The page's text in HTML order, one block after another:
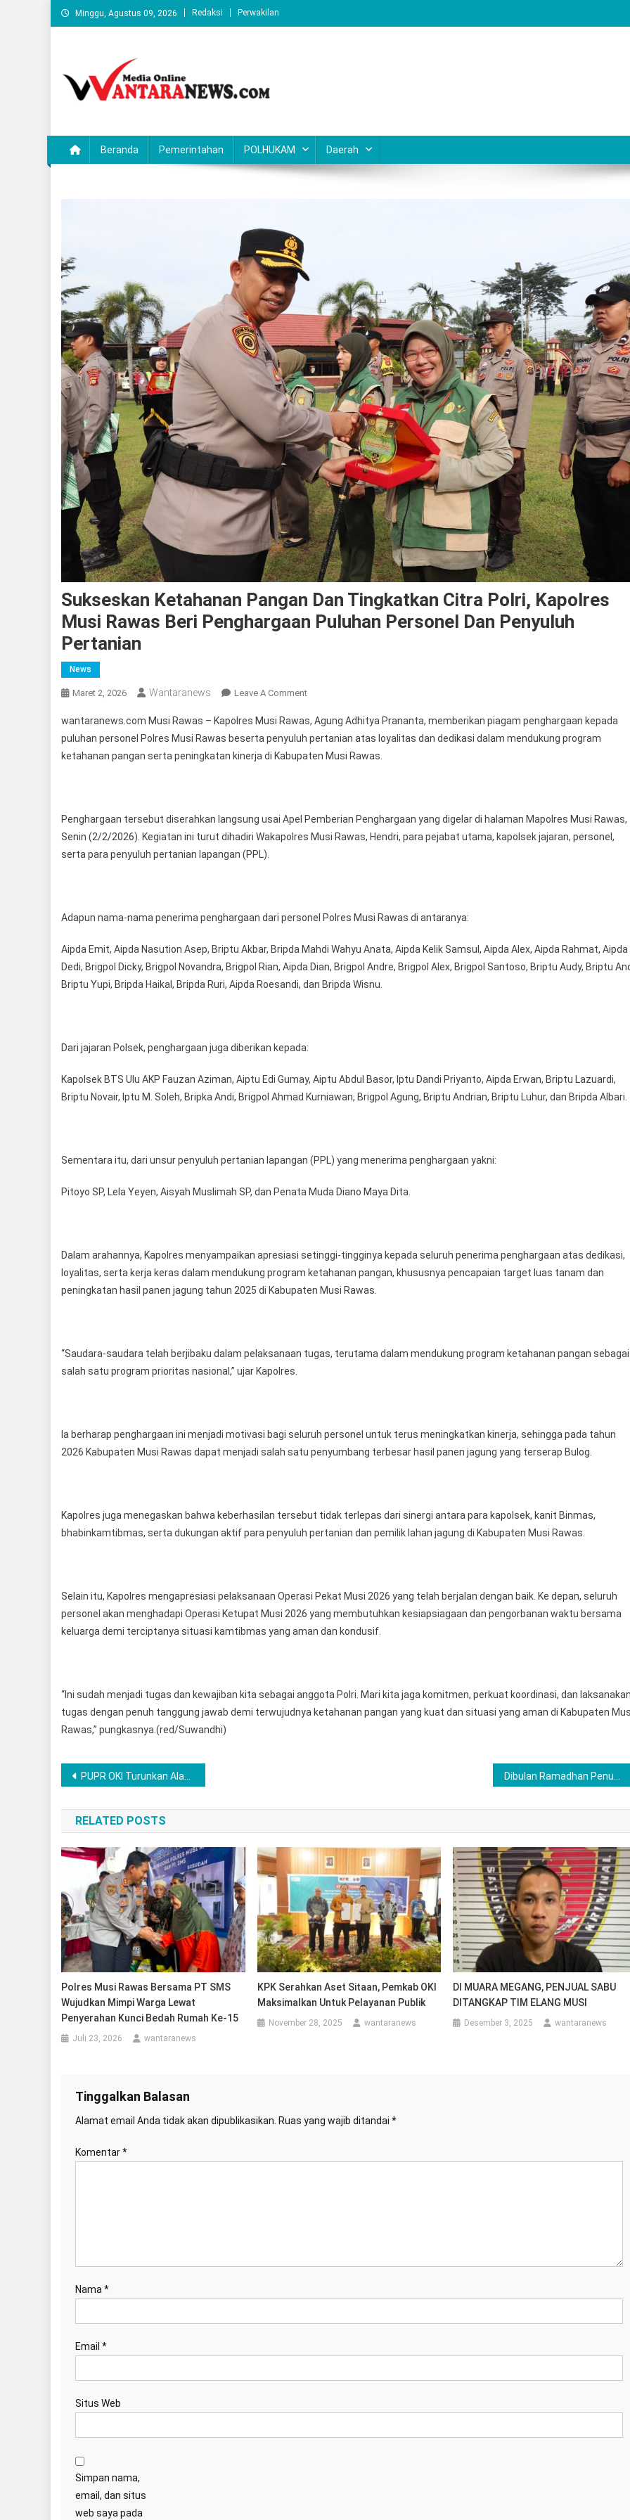
Skip
to
Minggu, Agustus 09, 2026 Redaksi Perwakilan
Beranda Pemerintahan POLHUKAM Daerah
Sukseskan Ketahanan Pangan Dan Tingkatkan Citra Polri, Kapolres
Musi Rawas Beri Penghargaan Puluhan Personel Dan Penyuluh
Pertanian
News
Maret 2, 2026 Wantaranews Leave A CommentOn
Ketahanan
Pangan
Dan
Kapolres
Musi
Personel
Penyuluh
Pertanian
wantaranews.com Musi Rawas – Kapolres Musi Rawas, Agung Adhitya Prananta, memberikan piagam penghargaan kepada
puluhan personel Polres Musi Rawas beserta penyuluh pertanian atas loyalitas dan dedikasi dalam mendukung program
ketahanan pangan serta peningkatan kinerja di Kabupaten Musi Rawas.
Penghargaan tersebut diserahkan langsung usai Apel Pemberian Penghargaan yang digelar di halaman Mapolres Musi Rawas,
Senin (2/2/2026). Kegiatan ini turut dihadiri Wakapolres Musi Rawas, Hendri, para pejabat utama, kapolsek jajaran, personel,
serta para penyuluh pertanian lapangan (PPL).
Adapun nama-nama penerima penghargaan dari personel Polres Musi Rawas di antaranya:
Aipda Emit, Aipda Nasution Asep, Briptu Akbar, Bripda Mahdi Wahyu Anata, Aipda Kelik Samsul, Aipda Alex, Aipda Rahmat, Aipda
Dedi, Brigpol Dicky, Brigpol Novandra, Brigpol Rian, Aipda Dian, Brigpol Andre, Brigpol Alex, Brigpol Santoso, Briptu Audy, Briptu
Briptu Yupi, Bripda Haikal, Bripda Ruri, Aipda Roesandi, dan Bripda Wisnu.
Dari jajaran Polsek, penghargaan juga diberikan kepada:
Kapolsek BTS Ulu AKP Fauzan Aziman, Aiptu Edi Gumay, Aiptu Abdul Basor, Iptu Dandi Priyanto, Aipda Erwan, Briptu Lazuardi,
Briptu Novair, Iptu M. Soleh, Bripka Andi, Brigpol Ahmad Kurniawan, Brigpol Agung, Briptu Andrian, Briptu Luhur, dan Bripda Albari.
Sementara itu, dari unsur penyuluh pertanian lapangan (PPL) yang menerima penghargaan yakni:
Pitoyo SP, Lela Yeyen, Aisyah Muslimah SP, dan Penata Muda Diano Maya Dita.
Dalam arahannya, Kapolres menyampaikan apresiasi setinggi-tingginya kepada seluruh penerima penghargaan atas dedikasi,
loyalitas, serta kerja keras dalam mendukung program ketahanan pangan, khususnya pencapaian target luas tanam dan
peningkatan hasil panen jagung tahun 2025 di Kabupaten Musi Rawas.
“Saudara-saudara telah berjibaku dalam pelaksanaan tugas, terutama dalam mendukung program ketahanan pangan sebagai
salah satu program prioritas nasional,” ujar Kapolres.
Ia berharap penghargaan ini menjadi motivasi bagi seluruh personel untuk terus meningkatkan kinerja, sehingga pada tahun
2026 Kabupaten Musi Rawas dapat menjadi salah satu penyumbang terbesar hasil panen jagung yang terserap Bulog.
Kapolres juga menegaskan bahwa keberhasilan tersebut tidak terlepas dari sinergi antara para kapolsek, kanit Binmas,
bhabinkamtibmas, serta dukungan aktif para penyuluh pertanian dan pemilik lahan jagung di Kabupaten Musi Rawas.
Selain itu, Kapolres mengapresiasi pelaksanaan Operasi Pekat Musi 2026 yang telah berjalan dengan baik. Ke depan, seluruh
personel akan menghadapi Operasi Ketupat Musi 2026 yang membutuhkan kesiapsiagaan dan pengorbanan waktu bersama
keluarga demi terciptanya situasi kamtibmas yang aman dan kondusif.
“Ini sudah menjadi tugas dan kewajiban kita sebagai anggota Polri. Mari kita jaga komitmen, perkuat koordinasi, dan
tugas dengan penuh tanggung jawab demi terwujudnya ketahanan pangan yang kuat dan situasi yang aman di Kabupaten
Rawas,” pungkasnya.(red/Suwandhi)
Navigasi
pos
PUPR OKI Turunkan Alat Berat, Bersihkan Gulma di Jembatan Belanti Dibulan Ramadhan Penuh Barokah, Kapolres Musi Rawas Serahkan Kunci Bedah Rumah Hasil Donasi Personel di Desa Babat
RELATED POSTS
Polres Musi Rawas Bersama PT SMS
Wujudkan Mimpi Warga Lewat
Penyerahan Kunci Bedah Rumah Ke-15
Juli 23, 2026 wantaranews
KPK Serahkan Aset Sitaan, Pemkab OKI
Maksimalkan Untuk Pelayanan Publik
November 28, 2025 wantaranews
DI MUARA MEGANG, PENJUAL SABU
DITANGKAP TIM ELANG MUSI
Desember 3, 2025 wantaranews
Tinggalkan Balasan
Alamat email Anda tidak akan dipublikasikan. Ruas yang wajib ditandai *
Komentar*
Nama *
Email *
Situs Web
Simpan nama,
email, dan situs
web saya pada